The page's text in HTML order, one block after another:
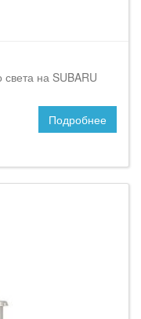
на SUBARU
Подробнее